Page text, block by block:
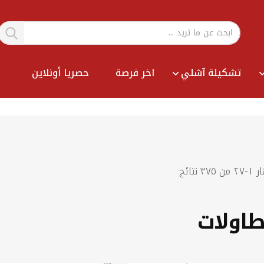
تشكيلة آشلي اخر فرصة حصريا أونلاين
١-٢٧ من ٣٧٥نتائج